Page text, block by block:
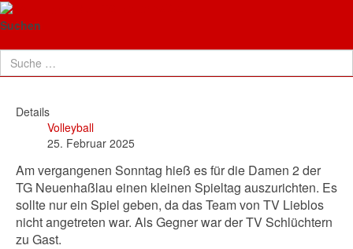
Suchen
Damen 2: Heimspiel mit 6
Punkten
Details
Volleyball
25. Februar 2025
Am vergangenen Sonntag hieß es für die Damen 2 der
TG Neuenhaßlau einen kleinen Spieltag auszurichten. Es
sollte nur ein Spiel geben, da das Team von TV Lieblos
nicht angetreten war. Als Gegner war der TV Schlüchtern
zu Gast.